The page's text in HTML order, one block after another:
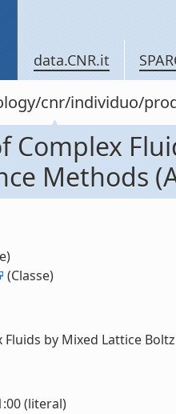
data.CNR.it
cnr/individuo/
Complex
Methods
(Classe)
by Mixed Lattice
(literal)